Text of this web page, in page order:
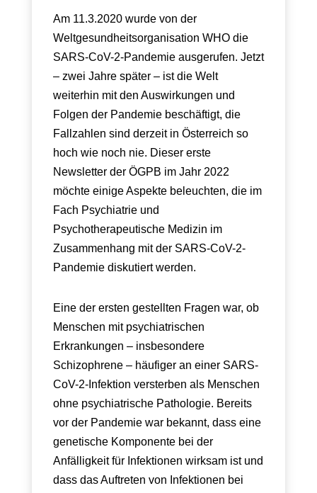
Am 11.3.2020 wurde von der
Weltgesundheitsorganisation WHO die
SARS-CoV-2-Pandemie ausgerufen. Jetzt
– zwei Jahre später – ist die Welt
weiterhin mit den Auswirkungen und
Folgen der Pandemie beschäftigt, die
Fallzahlen sind derzeit in Österreich so
hoch wie noch nie. Dieser erste
Newsletter der ÖGPB im Jahr 2022
möchte einige Aspekte beleuchten, die im
Fach Psychiatrie und
Psychotherapeutische Medizin im
Zusammenhang mit der SARS-CoV-2-
Pandemie diskutiert werden.
Eine der ersten gestellten Fragen war, ob
Menschen mit psychiatrischen
Erkrankungen – insbesondere
Schizophrene – häufiger an einer SARS-
CoV-2-Infektion versterben als Menschen
ohne psychiatrische Pathologie. Bereits
vor der Pandemie war bekannt, dass eine
genetische Komponente bei der
Anfälligkeit für Infektionen wirksam ist und
dass das Auftreten von Infektionen bei